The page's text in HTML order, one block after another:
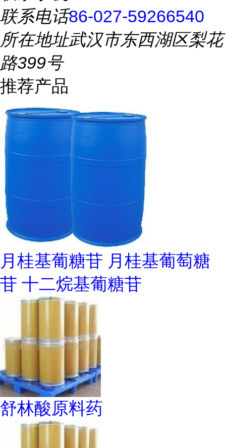
联系电话86-027-59266540
所在地址武汉市东西湖区梨花
路399号
推荐产品
月桂基葡糖苷 月桂基葡萄糖
苷 十二烷基葡糖苷
舒林酸原料药